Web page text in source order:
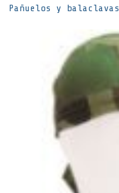
Pañuelos y balaclavas